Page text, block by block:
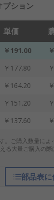
プション
単価
￥191.00
￥177.80
￥164.20
￥151.20
￥137.60
。ご購入数量によ
る大量ご購入の
部品表